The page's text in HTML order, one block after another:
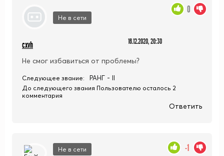
Не в сети
cxvh 16.12.2020, 20:30
Не смог избавиться от проблемы?
0
Следующее звание: РАНГ - II
До следующего звания Пользователю осталось 2
комментария
Ответить
Не в сети -1